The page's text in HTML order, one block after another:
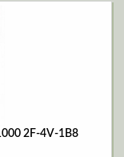
2F-4V-1B8